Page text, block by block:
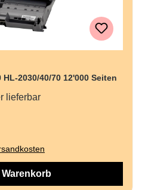
HL-2030/40/70 12'000 Seiten
lieferbar
Warenkorb